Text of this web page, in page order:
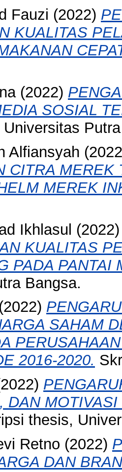
Fauzi (2022)
KUALITAS
(2022)
SOSIAL
Alfiansyah
CITRA
MEREK
Ikhlasul
KUALITAS
PADA PANTAI
Bangsa.
SAHAM
2016-2020.
DAN
thesis,
Retno (2022)
DAN